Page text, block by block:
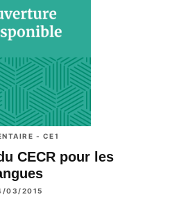
- CE1
CECR pour les
03/2015